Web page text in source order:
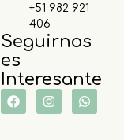
+51 982 921
406
Seguirnos
es
Interesante